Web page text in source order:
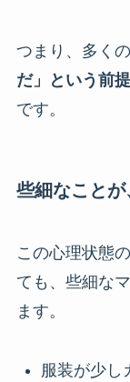
つまり、多く
だ」という前
です。
些細なこと
この心理状態
ても、些細な
ます。
服装が少